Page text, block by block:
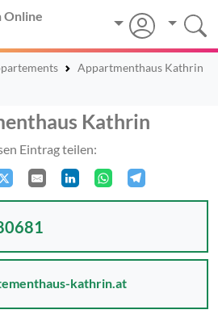
Online
Appartmenthaus Kathrin
Kathrin
Eintrag teilen:
kathrin.at